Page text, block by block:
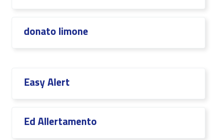
donato limone
Easy Alert
Ed Allertamento